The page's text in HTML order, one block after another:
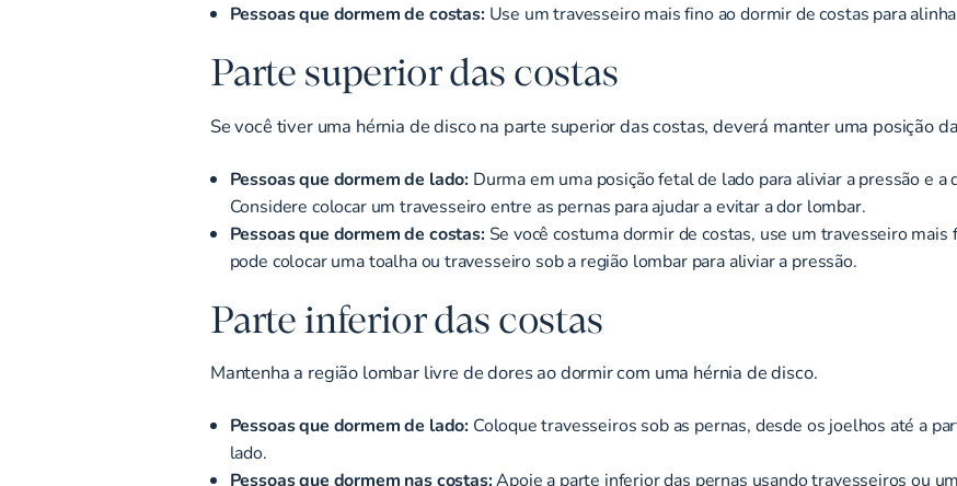
Pessoas que dormem de costas:Use um travesseiro mais fino ao dormir de costas para
Parte superior das costas
Se você tiver uma hérnia de disco na parte superior das costas, deverá manter uma posição
Pessoas que dormem de lado: Durma em uma posição fetal de lado para aliviar a pressão e a
Considere colocar um travesseiro entre as pernas para ajudar a evitar a dor lombar.
Pessoas que dormem de costas:Se você costuma dormir de costas, use um travesseiro mais
pode colocar uma toalha ou travesseiro sob a região lombar para aliviar a pressão.
Parte inferior das costas
Mantenha a região lombar livre de dores ao dormir com uma hérnia de disco.
Pessoas que dormem de lado: Coloque travesseiros sob as pernas, desde os joelhos até a
lado.
Pessoas que dormem nas costas:Apoie a parte inferior das pernas usando travesseiros ou